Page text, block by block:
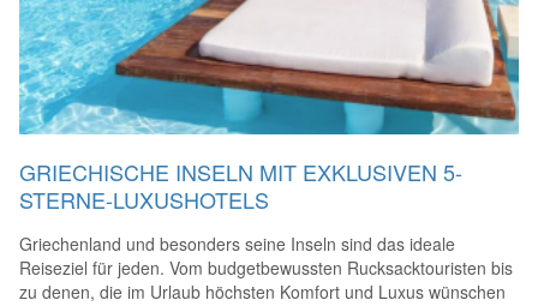
GRIECHISCHE INSELN MIT EXKLUSIVEN 5-
STERNE-LUXUSHOTELS
Griechenland und besonders seine Inseln sind das ideale
Reiseziel für jeden. Vom budgetbewussten Rucksacktouristen bis
zu denen, die im Urlaub höchsten Komfort und Luxus wünschen